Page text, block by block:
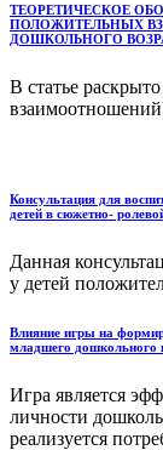
ТЕОРЕТИЧЕСКОЕ
ПОЛОЖИТЕЛЬНЫХ
ДОШКОЛЬНОГО
В статье
Консультация для
детей в сюжетно-
Данная
у детей
Влияние игры на
младшего дошкольного
Игра является
личности
реализуется